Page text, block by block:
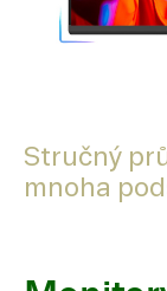
Stručný
mnoha